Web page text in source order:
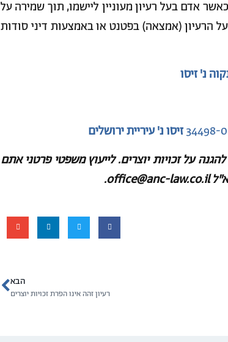
אדם בעל רעיון מעוניין ליישמו, תוך שמירה על
הרעיון (אמצאה) בפטנט או באמצעות דיני סודות
נ' זיסו
זיסו נ' עיריית ירושלים
על זכויות יוצרים.לייעוץ משפטי פרטני אתם
הבא
רעיון זהה אינו הפרת זכויות יוצרים